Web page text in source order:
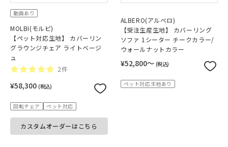
動画あり
MOLBI(モルビ)
【ペット対応生地】 カバーリン
グラウンジチェア ライトベージ
ュ
2件
¥58,300 (税込)
回転チェア ペット対応
カスタムオーダーはこちら
ALBERO(アルベロ)
【受注生産生地】 カバーリング
ソファ 1シーター チークカラー/
ウォールナットカラー
¥52,800〜 (税込)
ペット対応生地あり